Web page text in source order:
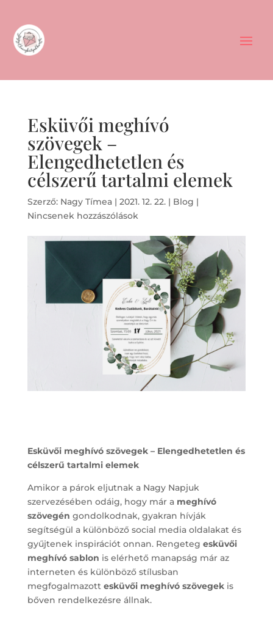
Esküvői meghívó
szövegek –
Elengedhetetlen és
célszerű tartalmi elemek
Szerző: Nagy Tímea| 2021. 12. 22.| Blog |
Nincsenek hozzászólások
Esküvői meghívó szövegek – Elengedhetetlen és
célszerű tartalmi elemek
Amikor a párok eljutnak a Nagy Napjuk
szervezésében odáig, hogy már a meghívó
szövegén gondolkodnak, gyakran hívják
segítségül a különböző social media oldalakat és
gyűjtenek inspirációt onnan. Rengeteg esküvői
meghívó sablon is elérhető manapság már az
interneten és különböző stílusban
megfogalmazott esküvői meghívó szövegekis
bőven rendelkezésre állnak.